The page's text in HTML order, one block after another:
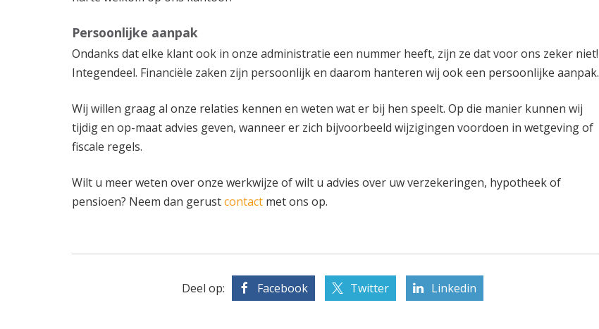
Persoonlijke aanpak
Ondanks dat elke klant ook in onze administratie een nummer heeft, zijn ze dat voor ons zeker niet!
Integendeel. Financiële zaken zijn persoonlijk en daarom hanteren wij ook een persoonlijke aanpak.
Wij willen graag al onze relaties kennen en weten wat er bij hen speelt. Op die manier kunnen wij
tijdig en op-maat advies geven, wanneer er zich bijvoorbeeld wijzigingen voordoen in wetgeving of
fiscale regels.
Wilt u meer weten over onze werkwijze of wilt u advies over uw verzekeringen, hypotheek of
pensioen? Neem dan gerustcontact met ons op.
Deel op: Facebook Twitter Linkedin